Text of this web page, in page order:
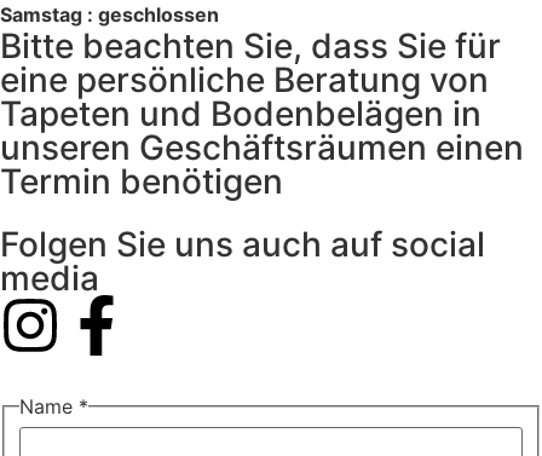
Samstag : geschlossen
Bitte beachten Sie, dass Sie für
eine persönliche Beratung von
Tapeten und Bodenbelägen in
unseren Geschäftsräumen einen
Termin benötigen
Folgen Sie uns auch auf social
media
Name *